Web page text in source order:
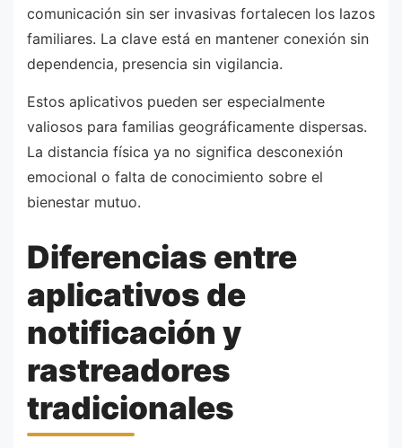
comunicación sin ser invasivas fortalecen los lazos
familiares. La clave está en mantener conexión sin
dependencia, presencia sin vigilancia.
Estos aplicativos pueden ser especialmente
valiosos para familias geográficamente dispersas.
La distancia física ya no significa desconexión
emocional o falta de conocimiento sobre el
bienestar mutuo.
Diferencias entre
aplicativos de
notificación y
rastreadores
tradicionales